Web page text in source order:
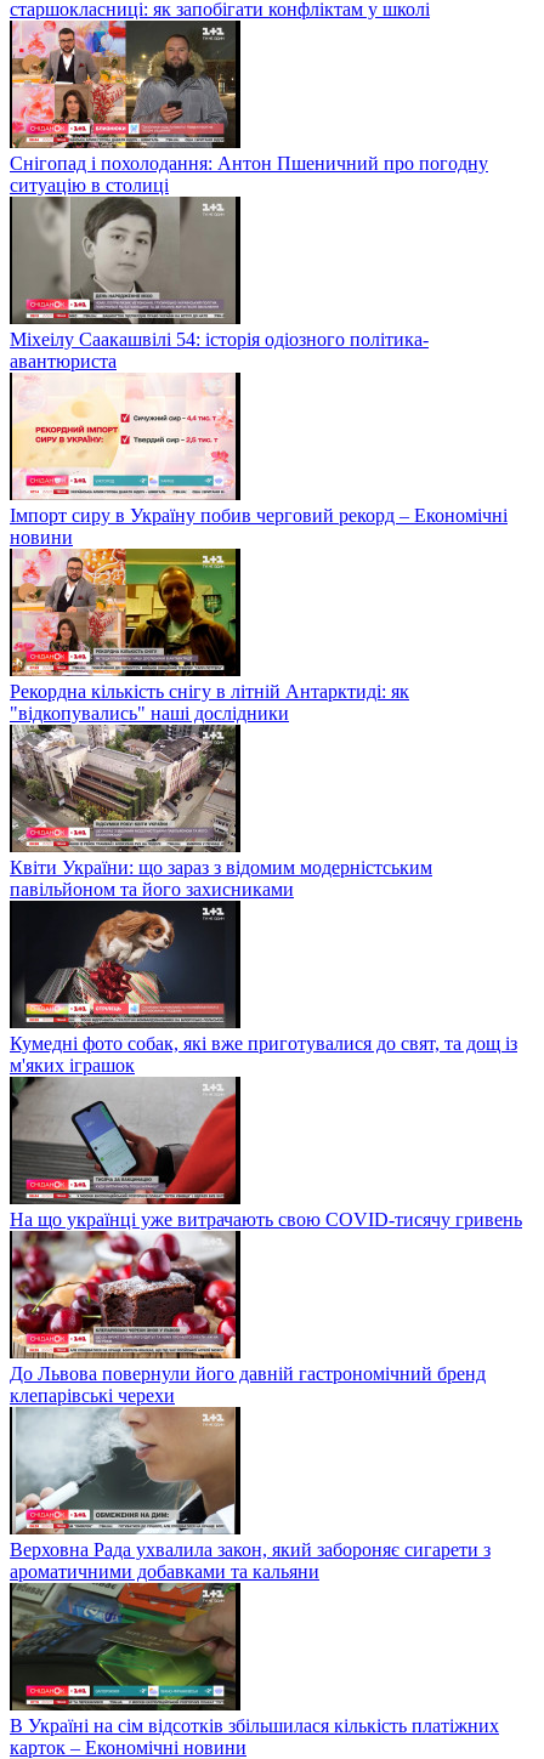
старшокласниці: як запобігати конфліктам у школі
Снігопад і похолодання: Антон Пшеничний про погодну
ситуацію в столиці
Міхеілу Саакашвілі 54: історія одіозного політика-
авантюриста
Імпорт сиру в Україну побив черговий рекорд – Економічні
новини
Рекордна кількість снігу в літній Антарктиді: як
"відкопувались" наші дослідники
Квіти України: що зараз з відомим модерністським
павільйоном та його захисниками
Кумедні фото собак, які вже приготувалися до свят, та дощ із
м'яких іграшок
На що українці уже витрачають свою COVID-тисячу гривень
До Львова повернули його давній гастрономічний бренд
клепарівські черехи
Верховна Рада ухвалила закон, який забороняє сигарети з
ароматичними добавками та кальяни
В Україні на сім відсотків збільшилася кількість платіжних
карток – Економічні новини